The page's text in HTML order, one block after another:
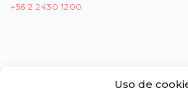
Uso de
+56 2 2430 1200
PORTAL PROVEEDORES